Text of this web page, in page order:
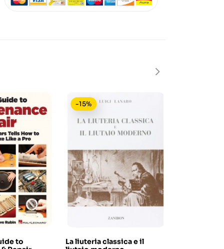
to
La liuteria classica e il
-15%